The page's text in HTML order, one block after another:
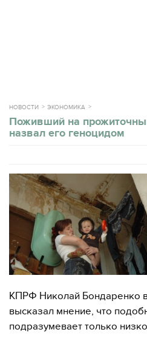
НОВОСТИ ЭКОНОМИКА
Поживший на
назвал его геноцидом
КПРФ Николай Бондаренко
высказал мнение, что
подразумевает только